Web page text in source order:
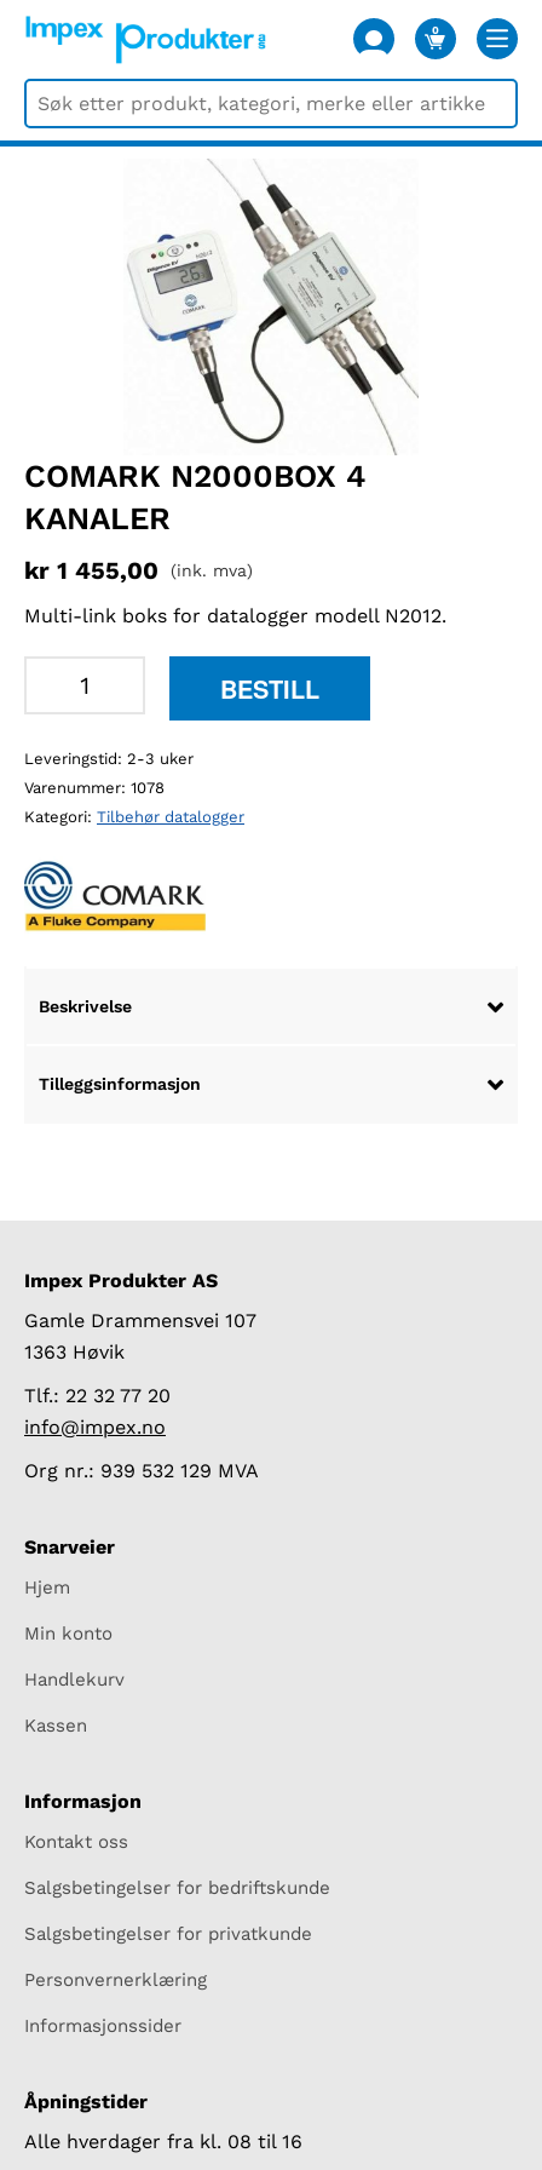
0
VARER
COMARK N2000BOX 4
KANALER
kr 1 455,00 (ink. mva)
Multi-link boks for datalogger modell N2012.
kanaler
antall
BESTILL
Leveringstid: 2-3 uker
Varenummer: 1078
Kategori: Tilbehør datalogger
Beskrivelse
Tilleggsinformasjon
Impex Produkter AS
Gamle Drammensvei 107
1363 Høvik
Tlf.: 22 32 77 20
info@impex.no
Org nr.: 939 532 129 MVA
Snarveier
Hjem
Min konto
Handlekurv
Kassen
Informasjon
Kontakt oss
Salgsbetingelser for bedriftskunde
Salgsbetingelser for privatkunde
Personvernerklæring
Informasjonssider
Åpningstider
Alle hverdager fra kl. 08 til 16